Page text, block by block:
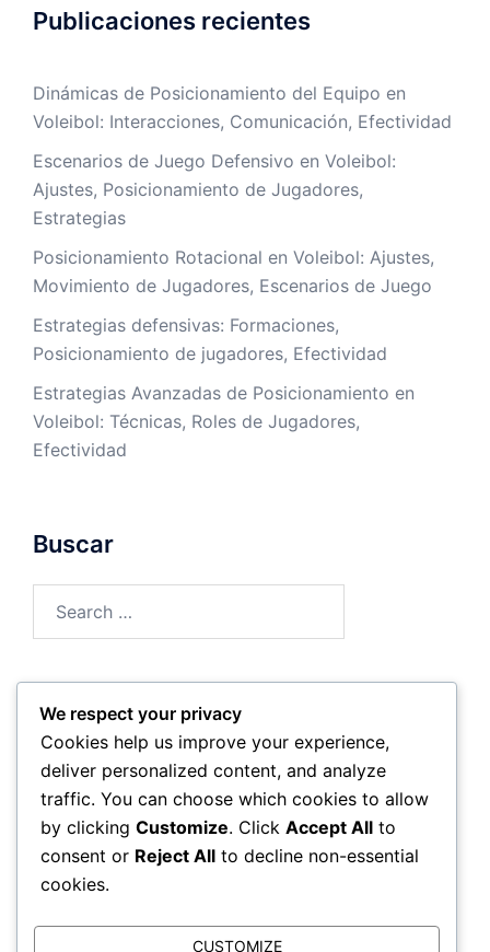
Publicaciones recientes
Dinámicas de Posicionamiento del Equipo en
Voleibol: Interacciones, Comunicación, Efectividad
Escenarios de Juego Defensivo en Voleibol:
Ajustes, Posicionamiento de Jugadores,
Estrategias
Posicionamiento Rotacional en Voleibol: Ajustes,
Movimiento de Jugadores, Escenarios de Juego
Estrategias defensivas: Formaciones,
Posicionamiento de jugadores, Efectividad
Estrategias Avanzadas de Posicionamiento en
Voleibol: Técnicas, Roles de Jugadores,
Efectividad
Buscar
Archivo
February 2026
January 2026
We respect your privacy
Cookies help us improve your experience,
deliver personalized content, and analyze
traffic. You can choose which cookies to allow
by clicking Customize. Click Accept All to
consent or Reject All to decline non-essential
cookies.
CUSTOMIZE